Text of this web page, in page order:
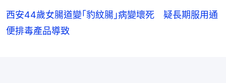
西安44歲女腸道變｢豹紋腸｣病變壞死 疑長期服用通
便排毒產品導致